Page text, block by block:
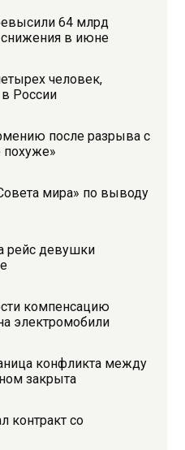
64 млрд
снижения в июне
человек,
России
после разрыва с
похуже»
мира» по выводу
рейс девушки
компенсацию
электромобили
конфликта между
закрыта
контракт со